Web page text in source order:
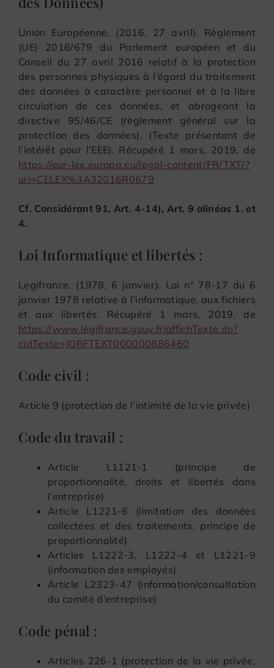
Union Européenne. (2016, 27 avril). Règlement
(UE) 2016/679 du Parlement européen et du
Conseil du 27 avril 2016 relatif à la protection
des personnes physiques à l’égard du traitement
des données à caractère personnel et à la libre
circulation de ces données, et abrogeant la
directive 95/46/CE (règlement général sur la
protection des données). (Texte présentant de
l’intérêt pour l’EEE). Récupéré 1 mars, 2019, de
https://eur-lex.europa.eu/legal-content/FR/TXT/?
uri=CELEX%3A32016R0679
Cf. Considérant 91, Art. 4-14), Art. 9 alinéas 1. et
4.
Loi Informatique et libertés :
Legifrance. (1978, 6 janvier). Loi n° 78-17 du 6
janvier 1978 relative à l’informatique, aux fichiers
et aux libertés. Récupéré 1 mars, 2019, de
https://www.legifrance.gouv.fr/affichTexte.do?
cidTexte=JORFTEXT000000886460
Code civil :
Article 9 (protection de l’intimité de la vie privée)
Code du travail :
Article L1121-1 (principe de
proportionnalité, droits et libertés dans
l’entreprise)
Article L1221-6 (limitation des données
collectées et des traitements, principe de
proportionnalité)
Articles L1222-3, L1222-4 et L1221-9
(information des employés)
Article L2323-47 (information/consultation
du comité d’entreprise)
Code pénal :
Articles 226-1 (protection de la vie privée,